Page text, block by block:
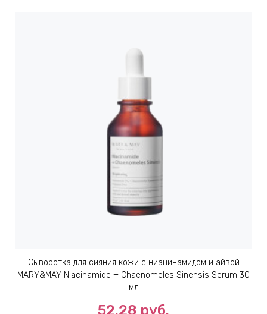
Сыворотка для сияния кожи с ниацинамидом и айвой
MARY&MAY Niacinamide + Chaenomeles Sinensis Serum 30
мл
52.28 руб.